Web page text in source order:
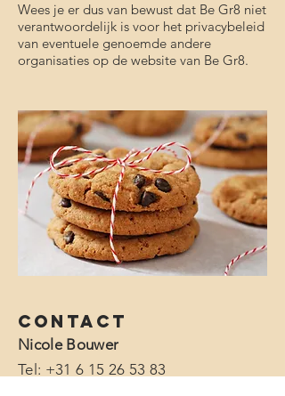
Wees je er dus van bewust dat Be Gr8 niet
verantwoordelijk is voor het privacybeleid
van eventuele genoemde andere
organisaties op de website van Be Gr8.
Contact
Nicole Bouwer
Tel: +31 6 15 26 53 83